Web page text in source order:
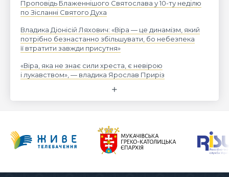
Проповідь Блаженнішого Святослава у 10-ту неділю
по Зісланні Святого Духа
Владика Діонісій Ляхович: «Віра — це динамізм, який
потрібно безнастанно збільшувати, бо небезпека
її втратити завжди присутня»
«Віра, яка не знає сили хреста, є невірою
і лукавством», — владика Ярослав Приріз